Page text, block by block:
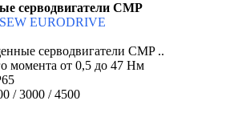
серводвигатели CMP
серводвигатели CMP ..
момента от 0,5 до 47 Нм
/ 3000 / 4500